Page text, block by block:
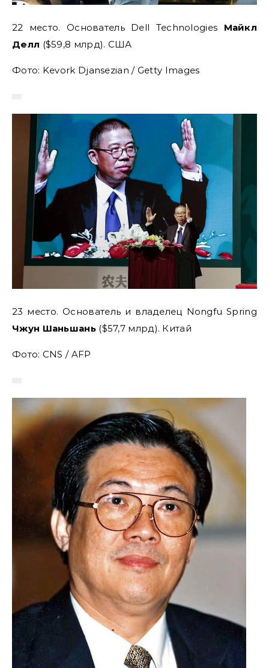
22 место. Основатель Dell Technologies Майкл
Делл ($59,8 млрд). США
Фото: Kevork Djansezian / Getty Images
23 место. Основатель и владелец Nongfu Spring
Чжун Шаньшань($57,7 млрд). Китай
Фото: CNS / AFP